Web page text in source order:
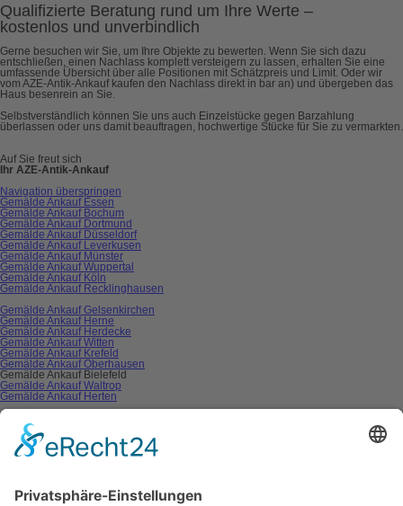
Qualifizierte Beratung rund um Ihre Werte –
kostenlos und unverbindlich
Gerne besuchen wir Sie, um Ihre Objekte zu bewerten. Wenn Sie sich dazu
entschließen, einen Nachlass komplett versteigern zu lassen, erhalten Sie eine
umfassende Übersicht über alle Positionen mit Schätzpreis und Limit. Oder wir
vom AZE-Antik-Ankauf kaufen den Nachlass direkt in bar an) und übergeben das
Haus besenrein an Sie.
Selbstverständlich können Sie uns auch Einzelstücke gegen Barzahlung
überlassen oder uns damit beauftragen, hochwertige Stücke für Sie zu vermarkten.
Auf Sie freut sich
Ihr AZE-Antik-Ankauf
Navigation überspringen
Gemälde Ankauf Essen
Gemälde Ankauf Bochum
Gemälde Ankauf Dortmund
Gemälde Ankauf Düsseldorf
Gemälde Ankauf Leverkusen
Gemälde Ankauf Münster
Gemälde Ankauf Wuppertal
Gemälde Ankauf Köln
Gemälde Ankauf Recklinghausen
Gemälde Ankauf Gelsenkirchen
Gemälde Ankauf Herne
Gemälde Ankauf Herdecke
Gemälde Ankauf Witten
Gemälde Ankauf Krefeld
Gemälde Ankauf Oberhausen
Gemälde Ankauf Bielefeld
Gemälde Ankauf Waltrop
Gemälde Ankauf Herten
Gemälde Ankauf Hamm
Gemälde Ankauf Unna
Gemälde Ankauf Mülheim
Gemälde Ankauf Hagen
Gemälde Ankauf Moers